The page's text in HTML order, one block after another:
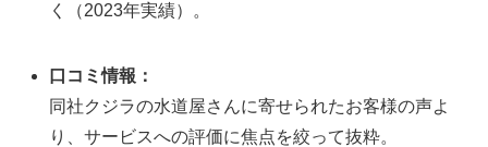
く（2023年実績）。
口コミ情報：
同社クジラの水道屋さんに寄せられたお客様の声よ
り、サービスへの評価に焦点を絞って抜粋。